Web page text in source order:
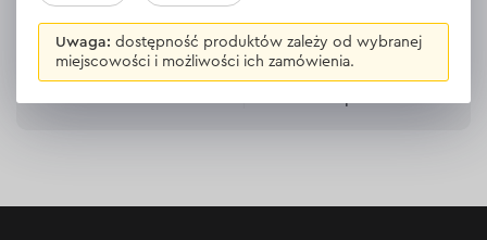
Wygodna płatność
Profesjonalna usługa
Uwaga: dostępność produktów zależy od wybranej
miejscowości i możliwości ich zamówienia.